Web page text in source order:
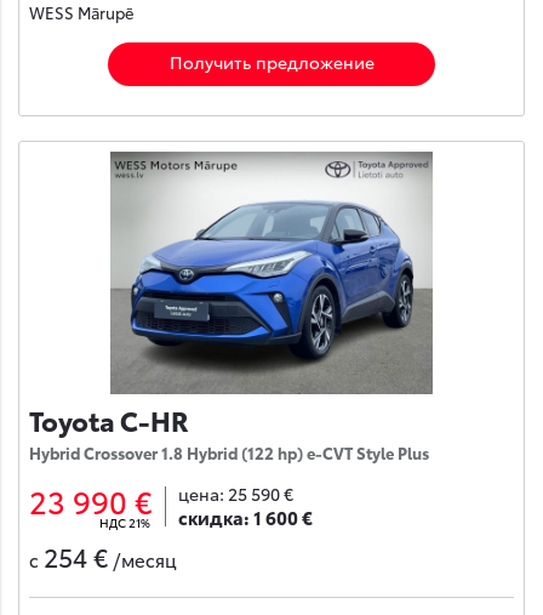
WESS Mārupē
Получить предложение
Toyota C-HR
Hybrid Crossover 1.8 Hybrid (122 hp) e-CVT Style Plus
23 990 €
НДС 21%
цена: 25 590 €
скидка:1 600 €
с 254 € /месяц